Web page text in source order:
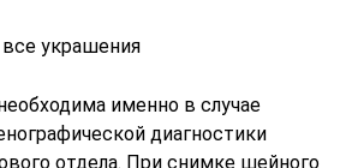
все украшения
именно в случае
диагностики
отдела. При снимке шейного